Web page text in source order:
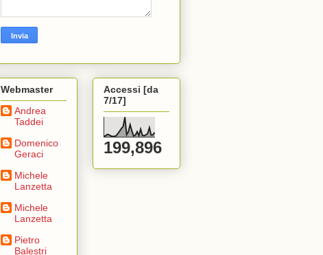
Webmaster
Andrea
Taddei
Domenico
Geraci
Michele
Lanzetta
Michele
Lanzetta
Pietro
Balestri
Accessi [da
7/17]
199,896